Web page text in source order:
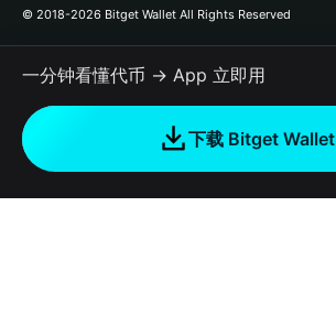
RWA
如何购买加密货币
Polygon
© 2018-2026 Bitget Wallet All Rights Reserved
一分钟看懂代币 → App 立即用
下载 Bitget Wallet